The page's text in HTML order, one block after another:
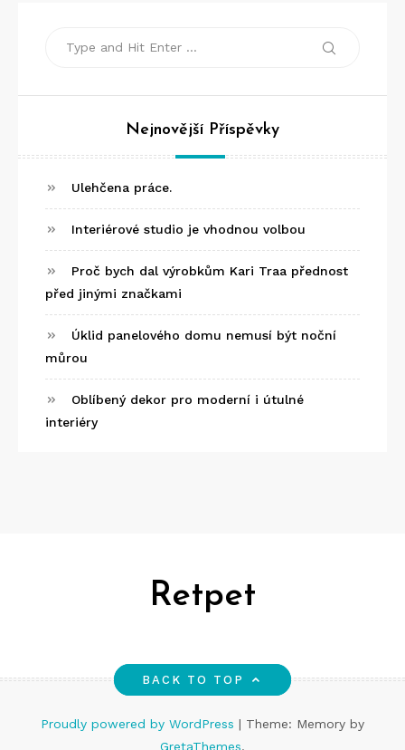
Search
Nejnovější Příspěvky
Ulehčena práce.
Interiérové studio je vhodnou volbou
Proč bych dal výrobkům Kari Traa přednost
před jinými značkami
Úklid panelového domu nemusí být noční
můrou
Oblíbený dekor pro moderní i útulné
interiéry
Retpet
BACK TO TOP
Proudly powered by WordPress | Theme: Memory by
GretaThemes.